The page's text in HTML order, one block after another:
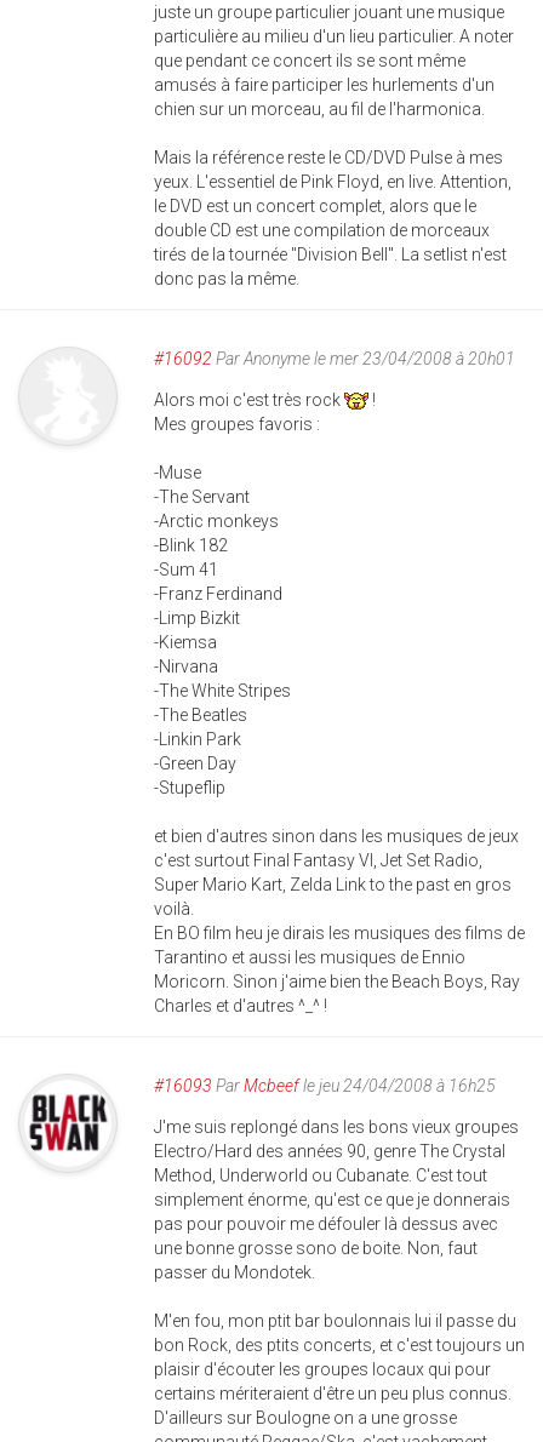
juste un groupe particulier jouant une musique
particulière au milieu d'un lieu particulier. A noter
que pendant ce concert ils se sont même
amusés à faire participer les hurlements d'un
chien sur un morceau, au fil de l'harmonica.
Mais la référence reste le CD/DVD Pulse à mes
yeux. L'essentiel de Pink Floyd, en live. Attention,
le DVD est un concert complet, alors que le
double CD est une compilation de morceaux
tirés de la tournée "Division Bell". La setlist n'est
donc pas la même.
#16092 ParAnonymele mer 23/04/2008 à 20h01
Alors moi c'est très rock
!
Mes groupes favoris :
-Muse
-The Servant
-Arctic monkeys
-Blink 182
-Sum 41
-Franz Ferdinand
-Limp Bizkit
-Kiemsa
-Nirvana
-The White Stripes
-The Beatles
-Linkin Park
-Green Day
-Stupeflip
et bien d'autres sinon dans les musiques de jeux
c'est surtout Final Fantasy VI, Jet Set Radio,
Super Mario Kart, Zelda Link to the past en gros
voilà.
En BO film heu je dirais les musiques des films de
Tarantino et aussi les musiques de Ennio
Moricorn. Sinon j'aime bien the Beach Boys, Ray
Charles et d'autres ^_^ !
#16093 ParMcbeefle jeu 24/04/2008 à 16h25
J'me suis replongé dans les bons vieux groupes
Electro/Hard des années 90, genre The Crystal
Method, Underworld ou Cubanate. C'est tout
simplement énorme, qu'est ce que je donnerais
pas pour pouvoir me défouler là dessus avec
une bonne grosse sono de boite. Non, faut
passer du Mondotek.
M'en fou, mon ptit bar boulonnais lui il passe du
bon Rock, des ptits concerts, et c'est toujours un
plaisir d'écouter les groupes locaux qui pour
certains mériteraient d'être un peu plus connus.
D'ailleurs sur Boulogne on a une grosse